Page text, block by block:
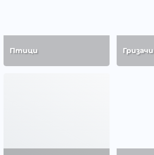
Птици Гризачи